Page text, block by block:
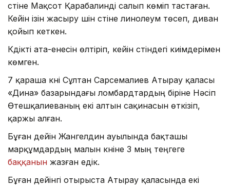
үстіне Мақсот Қарабалинді салып көміп тастаған.
Кейін ізін жасыру үшін үстіне линолеум төсеп, диван
қойып кеткен.
Күдікті ата-енесін өлтіріп, кейін үстіндегі киімдерімен
көмген.
7 қараша күні Сұлтан Сарсемалиев Атырау қаласы
«Дина» базарындағы ломбардтардың біріне Нәсіп
Өтешқалиеваның екі алтын сақинасын өткізіп,
қаржы алған.
Бұған дейін Жангелдин ауылында бақташы
марқұмдардың малын күніне 3 мың теңгеге
баққанын жазған едік.
Бұған дейінгі отырыста Атырау қаласында екі